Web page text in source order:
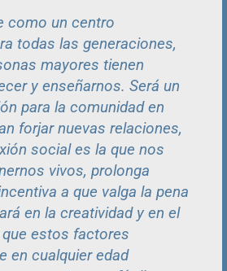
como un centro
todas las generaciones,
mayores tienen
y enseñarnos. Será un
para la comunidad en
forjar nuevas relaciones,
social es la que nos
vivos, prolonga
a que valga la pena
en la creatividad y en el
que estos factores
en cualquier edad